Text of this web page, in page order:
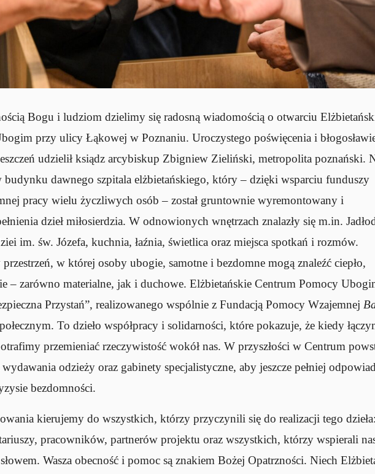
Bogu i ludziom dzielimy się radosną wiadomością o otwarciu
przy ulicy Łąkowej w Poznaniu. Uroczystego poświęcenia i
udzielił ksiądz arcybiskup Zbigniew Zieliński, metropolita poznański.
budynku dawnego szpitala elżbietańskiego, który – dzięki wsparciu funduszy
pracy wielu życzliwych osób – został gruntownie wyremontowany i
dzieł miłosierdzia. W odnowionych wnętrzach znalazły się m.in.
im. św. Józefa, kuchnia, łaźnia, świetlica oraz miejsca spotkań i rozmów.
w której osoby ubogie, samotne i bezdomne mogą znaleźć ciepło,
– zarówno materialne, jak i duchowe. Elżbietańskie Centrum Pomocy
Przystań”, realizowanego wspólnie z Fundacją Pomocy Wzajemnej
To dzieło współpracy i solidarności, które pokazuje, że kiedy
przemieniać rzeczywistość wokół nas. W przyszłości w Centrum
odzieży oraz gabinety specjalistyczne, aby jeszcze pełniej
bezdomności.
kierujemy do wszystkich, którzy przyczynili się do realizacji tego
pracowników, partnerów projektu oraz wszystkich, którzy wspierali
Wasza obecność i pomoc są znakiem Bożej Opatrzności. Niech